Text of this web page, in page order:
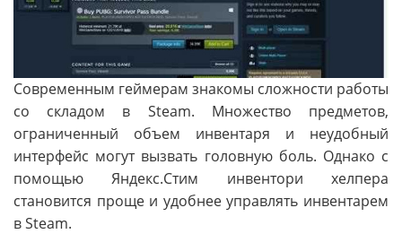
Современным геймерам знакомы сложности работы
со складом в Steam. Множество предметов,
ограниченный объем инвентаря и неудобный
интерфейс могут вызвать головную боль. Однако с
помощью Яндекс.Стим инвентори хелпера
становится проще и удобнее управлять инвентарем
в Steam.